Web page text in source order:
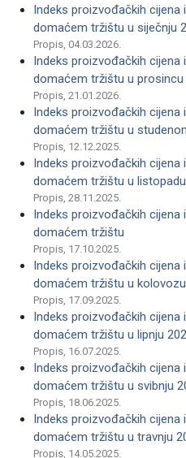
Indeks proizvođačkih
domaćem tržištu u siječnju
Propis, 04.03.2026.
Indeks proizvođačkih
domaćem tržištu u prosincu
Propis, 21.01.2026.
Indeks proizvođačkih
domaćem tržištu u
Propis, 12.12.2025.
Indeks proizvođačkih
domaćem tržištu u
Propis, 28.11.2025.
Indeks proizvođačkih
domaćem tržištu
Propis, 17.10.2025.
Indeks proizvođačkih
domaćem tržištu u
Propis, 17.09.2025.
Indeks proizvođačkih
domaćem tržištu u lipnju
Propis, 16.07.2025.
Indeks proizvođačkih
domaćem tržištu u svibnju
Propis, 18.06.2025.
Indeks proizvođačkih
domaćem tržištu u travnju
Propis, 14.05.2025.